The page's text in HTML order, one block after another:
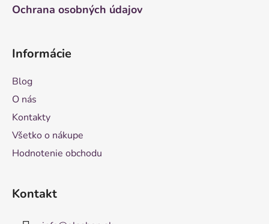
Ochrana osobných údajov
Informácie
Blog
O nás
Kontakty
Všetko o nákupe
Hodnotenie obchodu
Kontakt